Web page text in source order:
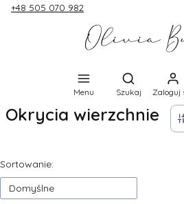
+48 505 070 982
Menu
Otwórz
Szukaj Zaloguj
Okrycia wierzchnie
Lista produktów
Sortowanie:
Domyślne